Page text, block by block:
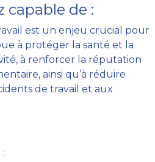
capable de :
est un enjeu crucial pour
à protéger la santé et la
à renforcer la réputation
ainsi qu’à réduire
de travail et aux